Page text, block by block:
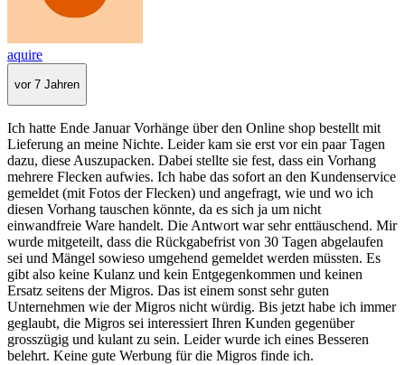
aquire
vor 7 Jahren
Ich hatte Ende Januar Vorhänge über den Online shop bestellt mit
Lieferung an meine Nichte. Leider kam sie erst vor ein paar Tagen
dazu, diese Auszupacken. Dabei stellte sie fest, dass ein Vorhang
mehrere Flecken aufwies. Ich habe das sofort an den Kundenservice
gemeldet (mit Fotos der Flecken) und angefragt, wie und wo ich
diesen Vorhang tauschen könnte, da es sich ja um nicht
einwandfreie Ware handelt. Die Antwort war sehr enttäuschend. Mir
wurde mitgeteilt, dass die Rückgabefrist von 30 Tagen abgelaufen
sei und Mängel sowieso umgehend gemeldet werden müssten. Es
gibt also keine Kulanz und kein Entgegenkommen und keinen
Ersatz seitens der Migros. Das ist einem sonst sehr guten
Unternehmen wie der Migros nicht würdig. Bis jetzt habe ich immer
geglaubt, die Migros sei interessiert Ihren Kunden gegenüber
grosszügig und kulant zu sein. Leider wurde ich eines Besseren
belehrt. Keine gute Werbung für die Migros finde ich.